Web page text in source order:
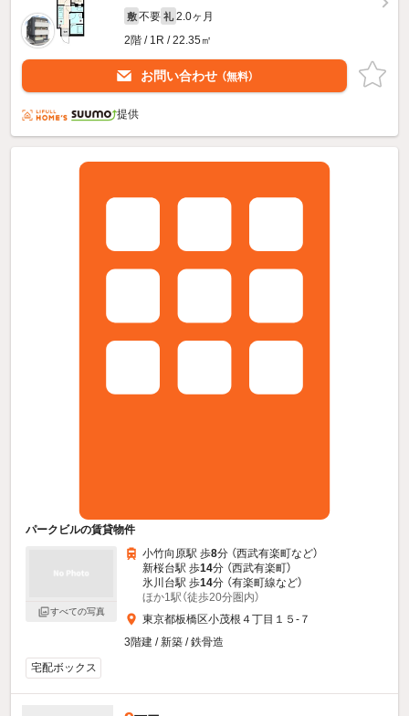
敷 不要 礼 2.0ヶ月
2階 / 1R / 22.35㎡
お問い合わせ （無料）
提供
パークビルの賃貸物件
すべての写真
小竹向原駅 歩8分 （西武有楽町など）
新桜台駅 歩14分 （西武有楽町）
氷川台駅 歩14分 （有楽町線など）
ほか1駅（徒歩20分圏内）
東京都板橋区小茂根４丁目１５-７
3階建 / 新築 / 鉄骨造
宅配ボックス